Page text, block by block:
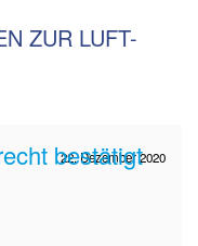
ZUR LUFT-
bestätigt
22. Dezember 2020